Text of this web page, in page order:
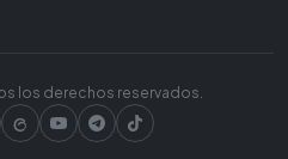
los derechos reservados.